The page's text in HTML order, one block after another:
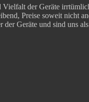
der Geräte
Preise soweit nicht
Geräte und sind uns